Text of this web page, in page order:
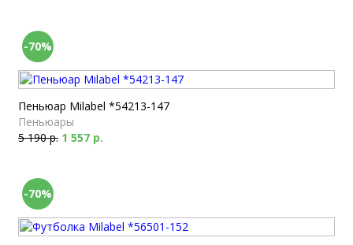
-70%
Пеньюар Milabel *54213-147
Пеньюары
5 190 р. 1 557 р.
-70%